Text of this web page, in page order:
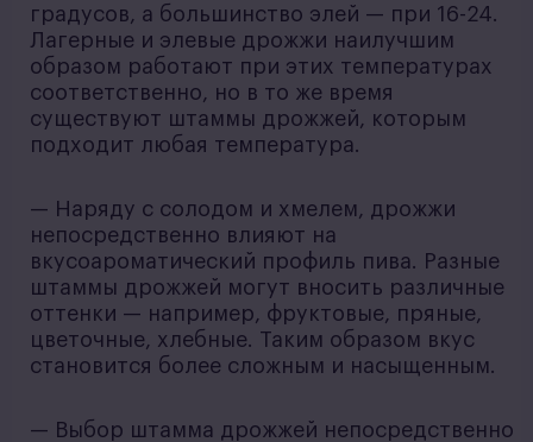
градусов, а большинство элей — при 16-24.
Лагерные и элевые дрожжи наилучшим
образом работают при этих температурах
соответственно, но в то же время
существуют штаммы дрожжей, которым
подходит любая температура.
— Наряду с солодом и хмелем, дрожжи
непосредственно влияют на
вкусоароматический профиль пива. Разные
штаммы дрожжей могут вносить различные
оттенки — например, фруктовые, пряные,
цветочные, хлебные. Таким образом вкус
становится более сложным и насыщенным.
— Выбор штамма дрожжей непосредственно